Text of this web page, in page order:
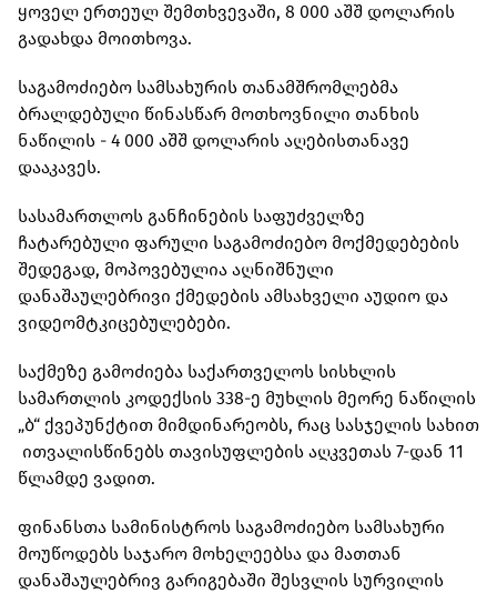
ყოველ ერთეულ შემთხვევაში, 8 000 აშშ დოლარის
გადახდა მოითხოვა.
საგამოძიებო სამსახურის თანამშრომლებმა
ბრალდებული წინასწარ მოთხოვნილი თანხის
ნაწილის - 4 000 აშშ დოლარის აღებისთანავე
დააკავეს.
სასამართლოს განჩინების საფუძველზე
ჩატარებული ფარული საგამოძიებო მოქმედებების
შედეგად, მოპოვებულია აღნიშნული
დანაშაულებრივი ქმედების ამსახველი აუდიო და
ვიდეომტკიცებულებები.
საქმეზე გამოძიება საქართველოს სისხლის
სამართლის კოდექსის 338-ე მუხლის მეორე ნაწილის
„ბ“ ქვეპუნქტით მიმდინარეობს, რაც სასჯელის სახით
ითვალისწინებს თავისუფლების აღკვეთას 7-დან 11
წლამდე ვადით.
ფინანსთა სამინისტროს საგამოძიებო სამსახური
მოუწოდებს საჯარო მოხელეებსა და მათთან
დანაშაულებრივ გარიგებაში შესვლის სურვილის